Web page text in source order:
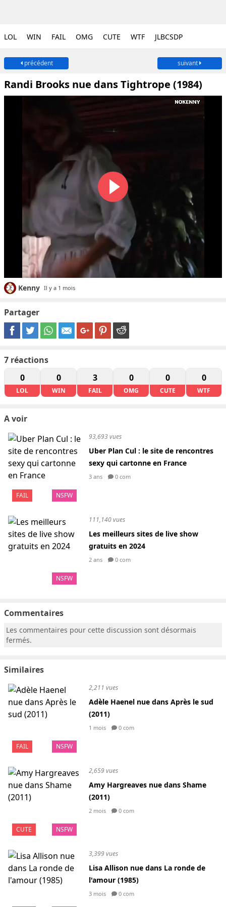
LOL WIN FAIL OMG CUTE WTF JLBCSDP
précédent suivant
Randi Brooks nue dans Tightrope (1984)
Kenny Il y a 1 mois
Partager
7 réactions
0
LOL
0
WIN
3
FAIL
0
OMG
0
CUTE
0
WTF
A voir
FAIL NSFW
93,693 vues
Uber Plan Cul : le site de rencontres
sexy qui cartonne en France
3 ans 0 com
NSFW
111,140 vues
Les meilleurs sites de live show
gratuits en 2024
2 ans 0 com
Commentaires
Les commentaires pour cette discussion sont désormais
fermés.
Similaires
FAIL NSFW
2,211 vues
Adèle Haenel nue dans Après le sud
(2011)
1 mois 0 com
CUTE NSFW
2,659 vues
Amy Hargreaves nue dans Shame
(2011)
2 mois 0 com
3,399 vues
Lisa Allison nue dans La ronde de
l'amour (1985)
3 mois 0 com